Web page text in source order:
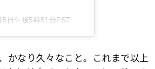
5日午後5時51分PST
かなり久々なこと。これまで以上